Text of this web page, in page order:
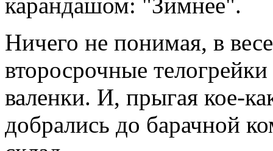
Ничего не понимая, в
второсрочные
валенки. И, прыгая кое-
добрались до барачной